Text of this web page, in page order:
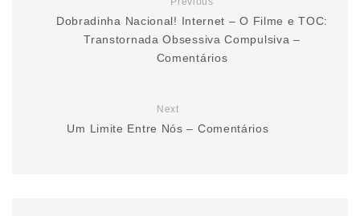
Dobradinha Nacional! Internet – O Filme e TOC:
Transtornada Obsessiva Compulsiva –
Comentários
Next
Um Limite Entre Nós – Comentários